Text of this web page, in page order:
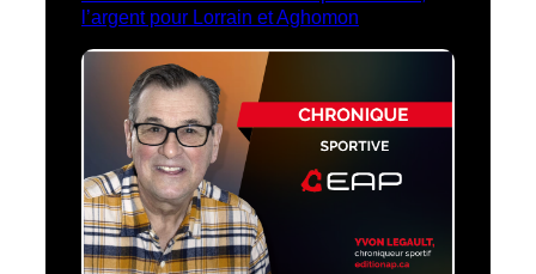
l’argent pour Lorrain et Aghomon